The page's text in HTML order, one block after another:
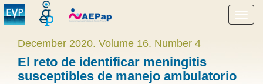
Show
menu
December 2020. Volume 16. Number 4
El reto de identificar meningitis
susceptibles de manejo ambulatorio